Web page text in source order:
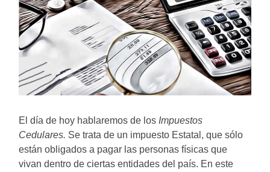
El día de hoy hablaremos de los Impuestos
Cedulares. Se trata de un impuesto Estatal, que sólo
están obligados a pagar las personas físicas que
vivan dentro de ciertas entidades del país. En este